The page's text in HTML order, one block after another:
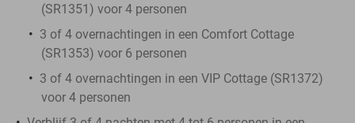
(SR1351) voor 4 personen
3 of 4 overnachtingen in een Comfort Cottage
(SR1353) voor 6 personen
3 of 4 overnachtingen in een VIP Cottage (SR1372)
voor 4 personen